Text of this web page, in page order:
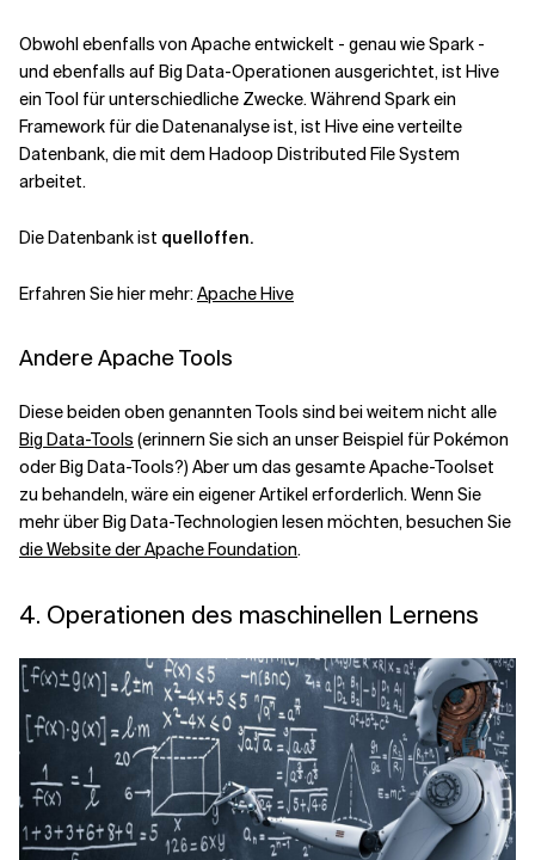
Obwohl ebenfalls von Apache entwickelt - genau wie Spark -
und ebenfalls auf Big Data-Operationen ausgerichtet, ist Hive
ein Tool für unterschiedliche Zwecke. Während Spark ein
Framework für die Datenanalyse ist, ist Hive eine verteilte
Datenbank, die mit dem Hadoop Distributed File System
arbeitet.
Die Datenbank ist quelloffen.
Erfahren Sie hier mehr:Apache Hive
Andere Apache Tools
Diese beiden oben genannten Tools sind bei weitem nicht alle
Big Data-Tools (erinnern Sie sich an unser Beispiel für Pokémon
oder Big Data-Tools?) Aber um das gesamte Apache-Toolset
zu behandeln, wäre ein eigener Artikel erforderlich. Wenn Sie
mehr über Big Data-Technologien lesen möchten, besuchen Sie
die Website der Apache Foundation.
4. Operationen des maschinellen Lernens